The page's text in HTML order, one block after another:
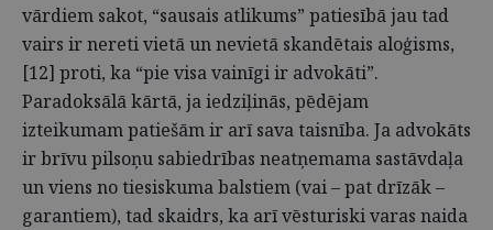
vārdiem sakot, “sausais atlikums” patiesībā jau tad
vairs ir nereti vietā un nevietā skandētais aloģisms,
[12] proti, ka “pie visa vainīgi ir advokāti”.
Paradoksālā kārtā, ja iedziļinās, pēdējam
izteikumam patiešām ir arī sava taisnība. Ja advokāts
ir brīvu pilsoņu sabiedrības neatņemama sastāvdaļa
un viens no tiesiskuma balstiem (vai – pat drīzāk –
garantiem), tad skaidrs, ka arī vēsturiski varas naida